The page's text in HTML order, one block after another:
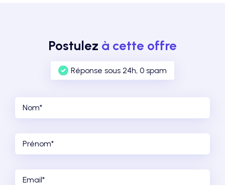
Postulez à cette offre
Réponse sous 24h, 0 spam